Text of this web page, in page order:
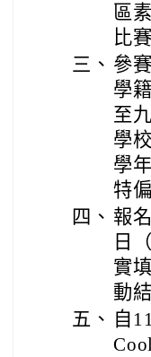
區
比
三、 參
學
至
學
學
特
四、 報
日
實
動
五、 自